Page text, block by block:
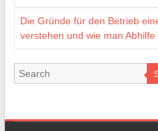
Die Gründe für den Betrieb
verstehen und wie man